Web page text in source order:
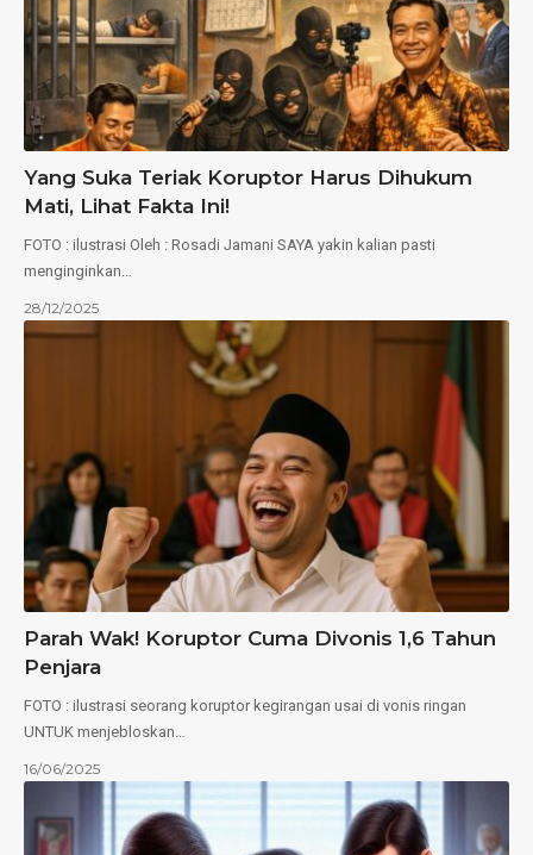
Yang Suka Teriak Koruptor Harus Dihukum
Mati, Lihat Fakta Ini!
FOTO : ilustrasi Oleh : Rosadi Jamani SAYA yakin kalian pasti
menginginkan…
28/12/2025
Parah Wak! Koruptor Cuma Divonis 1,6 Tahun
Penjara
FOTO : ilustrasi seorang koruptor kegirangan usai di vonis ringan
UNTUK menjebloskan…
16/06/2025